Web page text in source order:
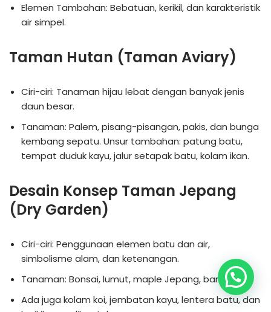
Elemen Tambahan: Bebatuan, kerikil, dan karakteristik
air simpel.
Taman Hutan (Taman Aviary)
Ciri-ciri: Tanaman hijau lebat dengan banyak jenis
daun besar.
Tanaman: Palem, pisang-pisangan, pakis, dan bunga
kembang sepatu. Unsur tambahan: patung batu,
tempat duduk kayu, jalur setapak batu, kolam ikan.
Desain Konsep Taman Jepang
(Dry Garden)
Ciri-ciri: Penggunaan elemen batu dan air,
simbolisme alam, dan ketenangan.
Tanaman: Bonsai, lumut, maple Jepang, bambu
Ada juga kolam koi, jembatan kayu, lentera batu, dan